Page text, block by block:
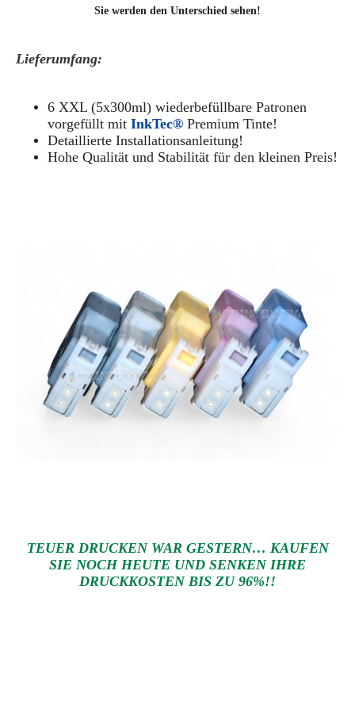
Sie werden den Unterschied sehen!
Lieferumfang:
6 XXL (5x300ml) wiederbefüllbare Patronen
vorgefüllt mit InkTec® Premium Tinte!
Detaillierte Installationsanleitung!
Hohe Qualität und Stabilität für den kleinen Preis!
TEUER DRUCKEN WAR GESTERN… KAUFEN
SIE NOCH HEUTE UND SENKEN IHRE
DRUCKKOSTEN BIS ZU 96%!!